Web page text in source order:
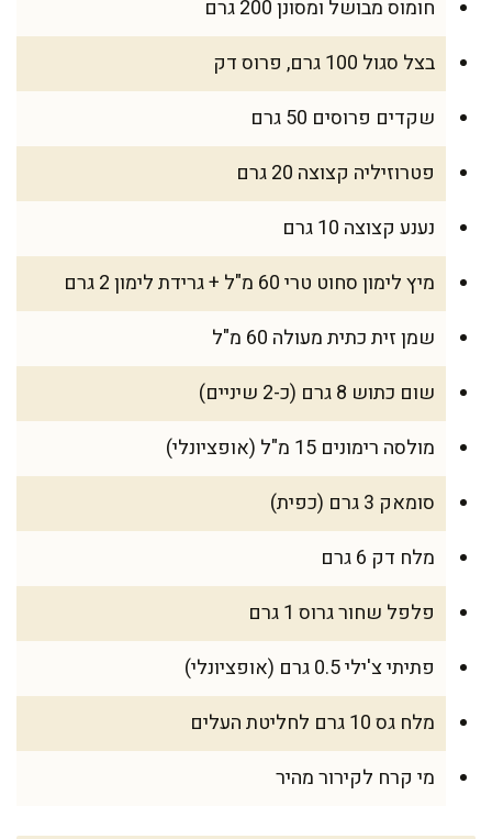
חומוס מבושל ומסונן 200 גרם
בצל סגול 100 גרם, פרוס דק
שקדים פרוסים 50 גרם
פטרוזיליה קצוצה 20 גרם
נענע קצוצה 10 גרם
מיץ לימון סחוט טרי 60 מ"ל + גרידת לימון 2 גרם
שמן זית כתית מעולה 60 מ"ל
שום כתוש 8 גרם (כ-2 שיניים)
מולסה רימונים 15 מ"ל (אופציונלי)
סומאק 3 גרם (כפית)
מלח דק 6 גרם
פלפל שחור גרוס 1 גרם
פתיתי צ'ילי 0.5 גרם (אופציונלי)
מלח גס 10 גרם לחליטת העלים
מי קרח לקירור מהיר